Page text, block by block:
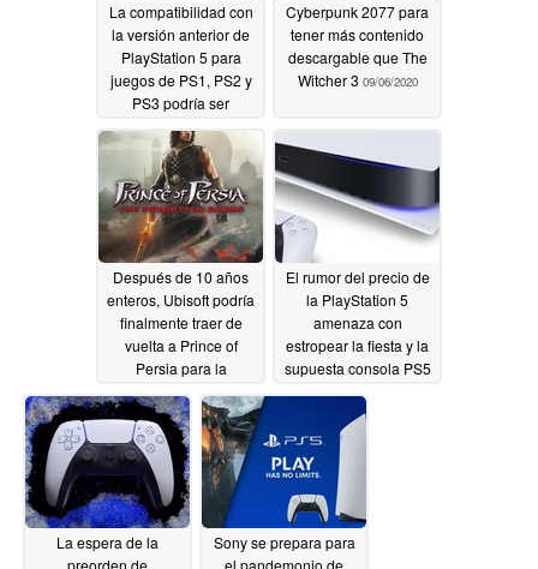
La compatibilidad con
la versión anterior de
PlayStation 5 para
juegos de PS1, PS2 y
PS3 podría ser
servicio renovado de
PS Now con
capacidades de
ampliación.09/07/2020
Cyberpunk 2077 para
tener más contenido
descargable que The
Witcher 3 09/06/2020
Después de 10 años
enteros, Ubisoft podría
finalmente traer de
vuelta a Prince of
Persia para la
Series X, dice el
analista de Bloomberg
09/05/2020
El rumor del precio de
la PlayStation 5
amenaza con
estropear la fiesta y la
supuesta consola PS5
circunstancias poco
probables
La espera de la
preorden de
Sony se prepara para
el pandemonio de